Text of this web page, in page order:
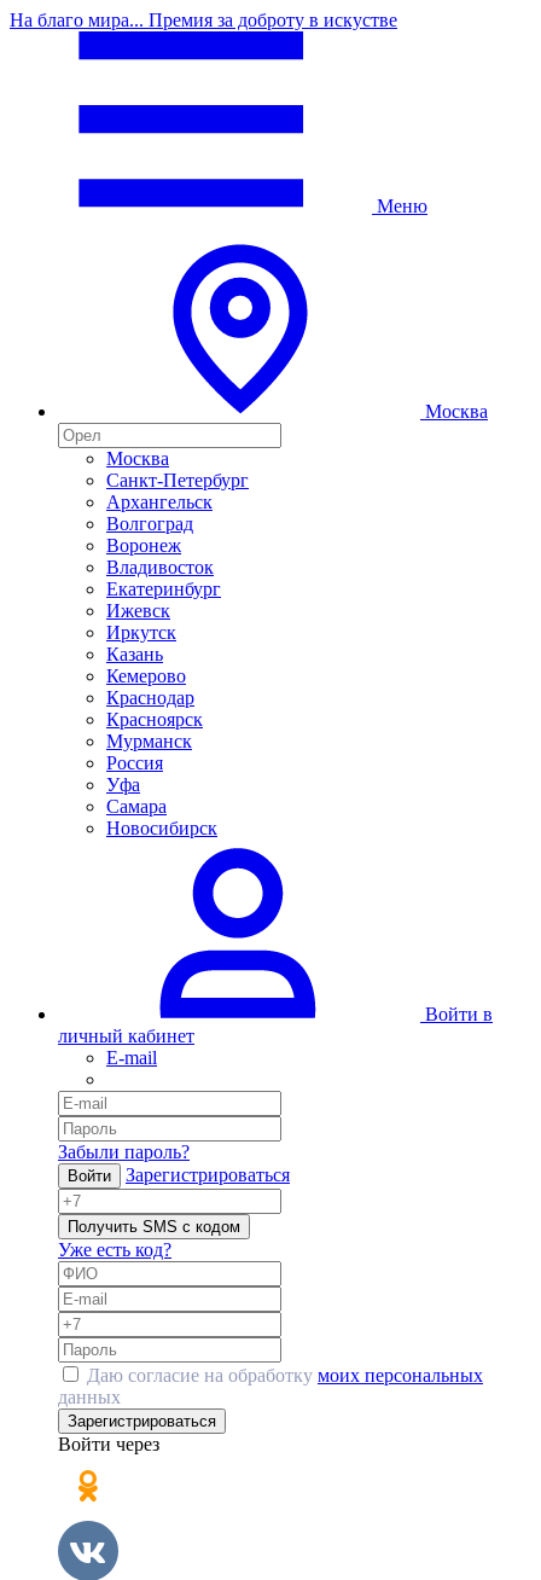
На благо мира... Премия за доброту в искустве
Меню
Москва
Москва
Санкт-Петербург
Архангельск
Волгоград
Воронеж
Владивосток
Екатеринбург
Ижевск
Иркутск
Казань
Кемерово
Краснодар
Красноярск
Мурманск
Россия
Уфа
Самара
Новосибирск
Войти в
личный кабинет
E-mail
Забыли пароль?
Войти Зарегистрироваться
Получить SMS с кодом
Уже есть код?
Даю согласие на обработку моих персональных
данных
Зарегистрироваться
Войти через